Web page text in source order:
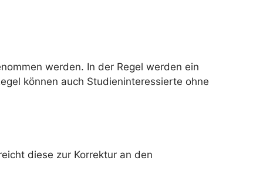
werden. In der Regel werden ein
können auch Studieninteressierte ohne
diese zur Korrektur an den